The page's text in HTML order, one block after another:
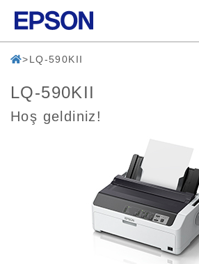
LQ-590KII
LQ-590KII
Hoş geldiniz!